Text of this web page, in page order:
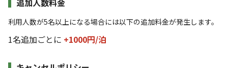
追加人数料金
利用人数が5名以上になる場合には以下の追加料金が発生します。
1名追加ごとに +1000円/泊
キャンプサイト（